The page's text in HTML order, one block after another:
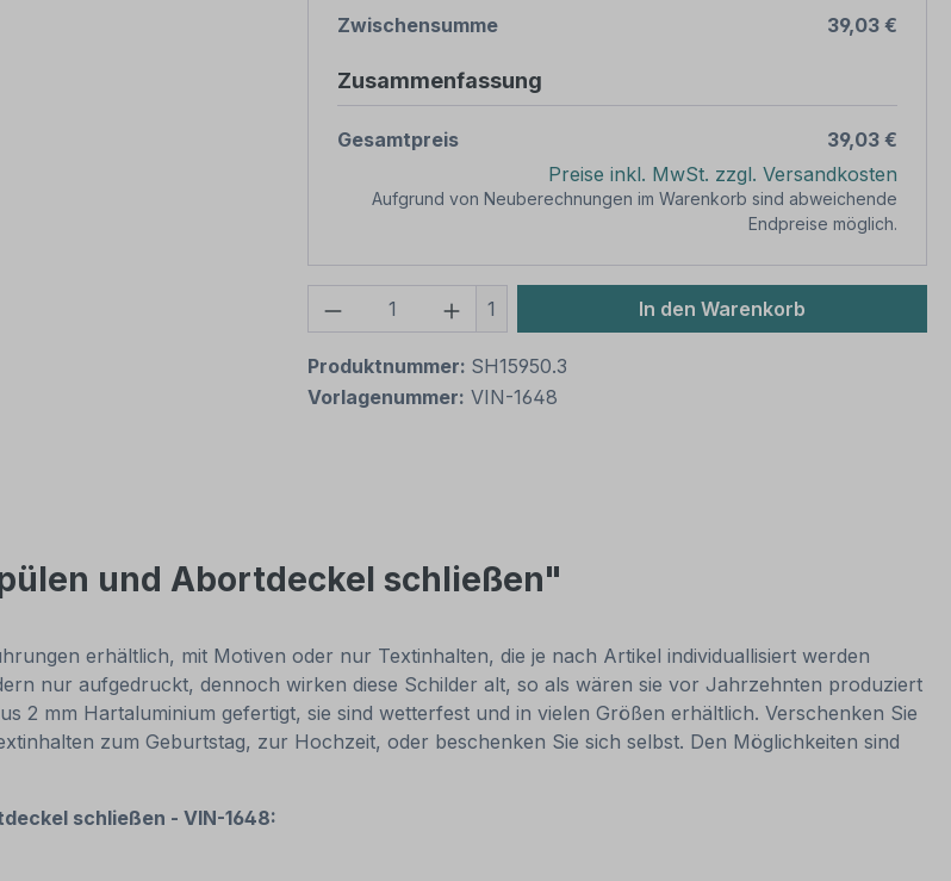
Zwischensumme
39,03 €
Zusammenfassung
Gesamtpreis
39,03 €
Preise inkl. MwSt. zzgl. Versandkosten
Aufgrund von Neuberechnungen im Warenkorb sind abweichende
Endpreise möglich.
Produkt Anzahl: Gib den gewünschten Wert
1 In den Warenkorb
Produktnummer: SH15950.3
Vorlagenummer: VIN-1648
und Abortdeckel schließen"
erhältlich, mit Motiven oder nur Textinhalten, die je nach Artikel individuallisiert werden
nur aufgedruckt, dennoch wirken diese Schilder alt, so als wären sie vor Jahrzehnten produziert
2 mm Hartaluminium gefertigt, sie sind wetterfest und in vielen Größen erhältlich. Verschenken Sie
zum Geburtstag, zur Hochzeit, oder beschenken Sie sich selbst. Den Möglichkeiten sind
schließen - VIN-1648: